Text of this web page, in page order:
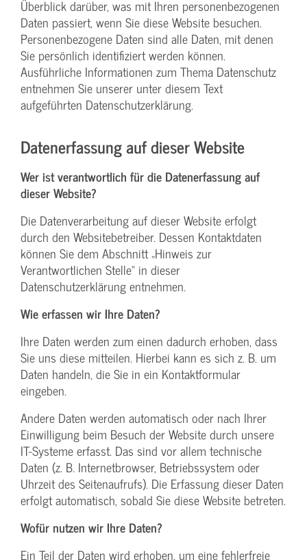
Überblick darüber, was mit Ihren personenbezogenen
Daten passiert, wenn Sie diese Website besuchen.
Personenbezogene Daten sind alle Daten, mit denen
Sie persönlich identifiziert werden können.
Ausführliche Informationen zum Thema Datenschutz
entnehmen Sie unserer unter diesem Text
aufgeführten Datenschutzerklärung.
Datenerfassung auf dieser Website
Wer ist verantwortlich für die Datenerfassung auf
dieser Website?
Die Datenverarbeitung auf dieser Website erfolgt
durch den Websitebetreiber. Dessen Kontaktdaten
können Sie dem Abschnitt „Hinweis zur
Verantwortlichen Stelle“ in dieser
Datenschutzerklärung entnehmen.
Wie erfassen wir Ihre Daten?
Ihre Daten werden zum einen dadurch erhoben, dass
Sie uns diese mitteilen. Hierbei kann es sich z. B. um
Daten handeln, die Sie in ein Kontaktformular
eingeben.
Andere Daten werden automatisch oder nach Ihrer
Einwilligung beim Besuch der Website durch unsere
IT-Systeme erfasst. Das sind vor allem technische
Daten (z. B. Internetbrowser, Betriebssystem oder
Uhrzeit des Seitenaufrufs). Die Erfassung dieser Daten
erfolgt automatisch, sobald Sie diese Website betreten.
Wofür nutzen wir Ihre Daten?
Ein Teil der Daten wird erhoben, um eine fehlerfreie